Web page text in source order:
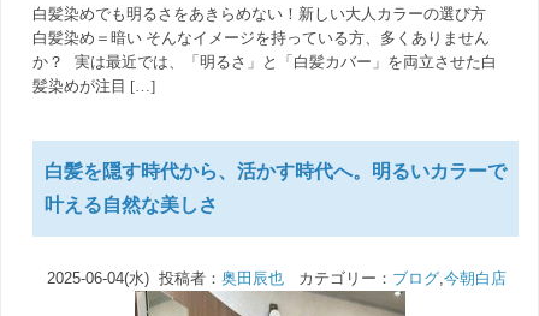
白髪染めでも明るさをあきらめない！新しい大人カラーの選び方
白髪染め＝暗い そんなイメージを持っている方、多くありません
か？ 実は最近では、「明るさ」と「白髪カバー」を両立させた白
髪染めが注目 […]
白髪を隠す時代から、活かす時代へ。明るいカラーで
叶える自然な美しさ
2025-06-04(水) 投稿者： 奥田辰也カテゴリー： ブログ,今朝白店